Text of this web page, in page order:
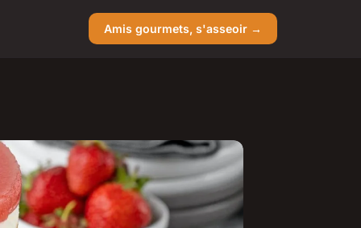
Amis gourmets, s'asseoir →